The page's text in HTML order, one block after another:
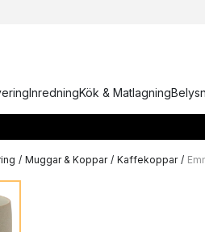
InredningKök & Matlagning
/ Muggar & Koppar / Kaffekoppar /